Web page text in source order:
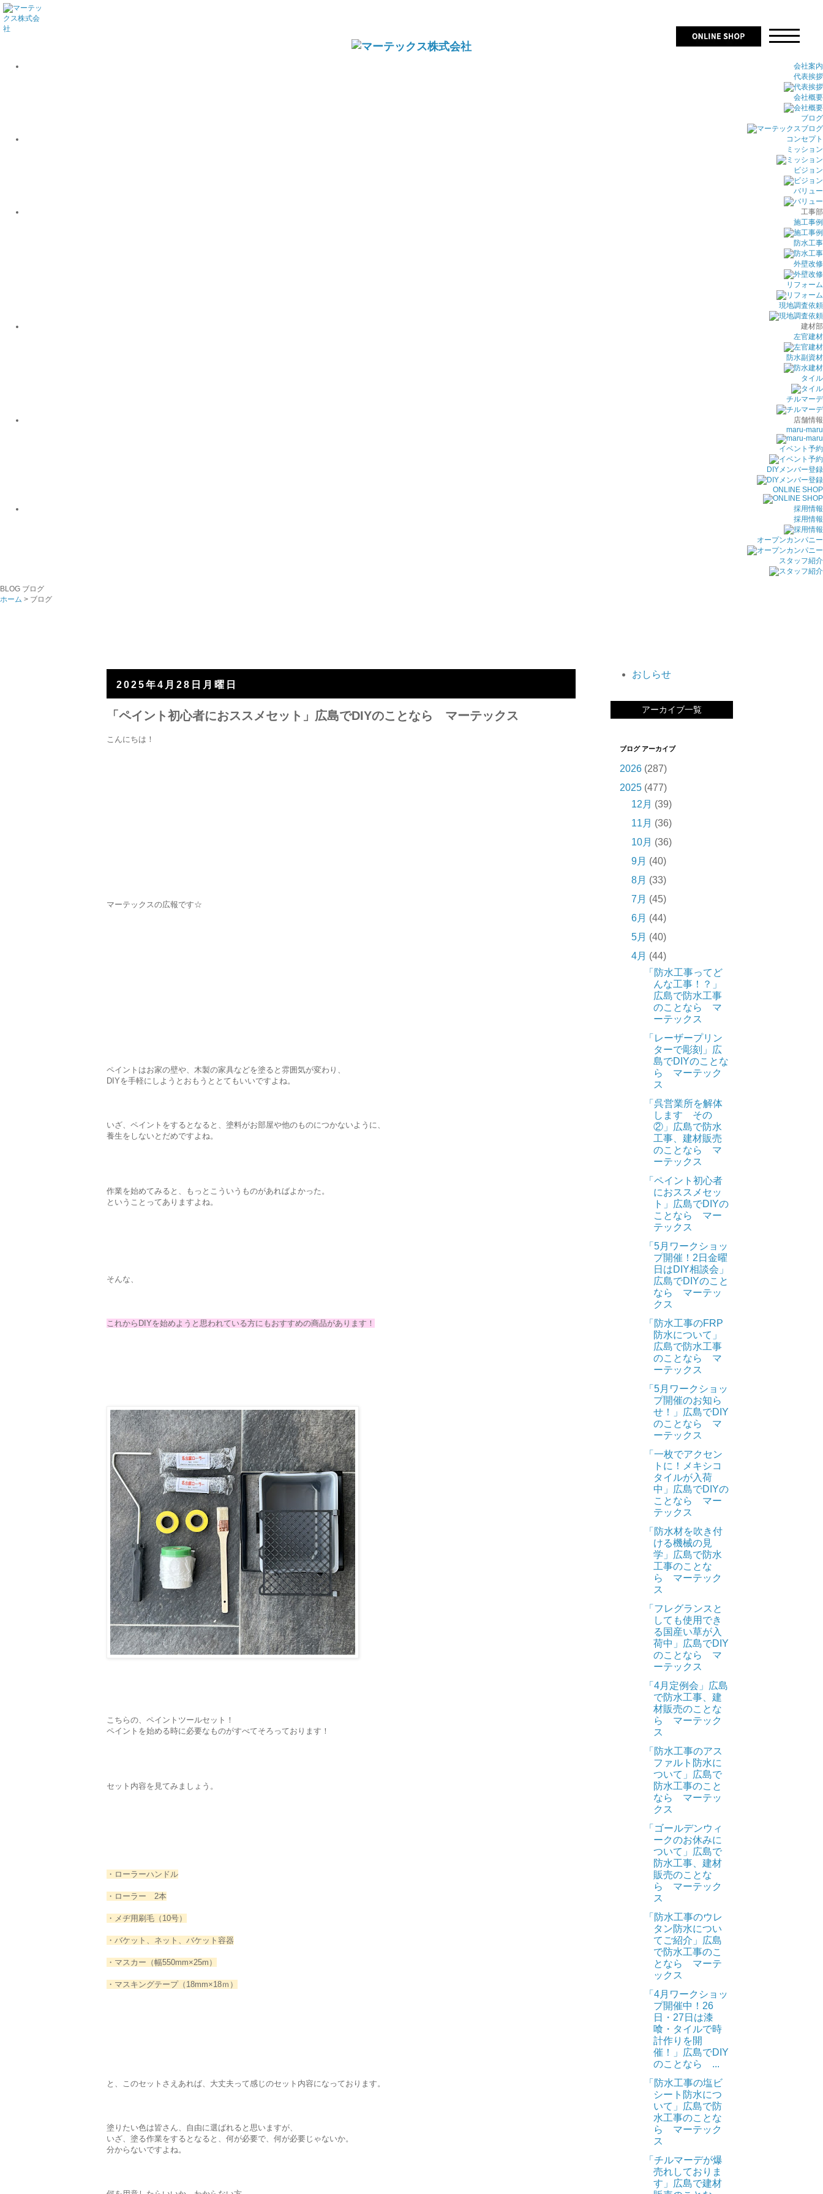
会社案内
代表挨拶
会社概要
ブログ
コンセプト
ミッション
ビジョン
バリュー
工事部
施工事例
防水工事
外壁改修
リフォーム
現地調査依頼
建材部
左官建材
防水副資材
タイル
チルマーデ
店舗情報
maru-maru
イベント予約
DIYメンバー登録
ONLINE SHOP
採用情報
採用情報
オープンカンパニー
スタッフ紹介
BLOG ブログ
ホーム > ブログ
2025年4月28日月曜日
「ペイント初心者におススメセット」広島でDIYのことなら マーテックス
こんにちは！
マーテックスの広報です☆
ペイントはお家の壁や、木製の家具などを塗ると雰囲気が変わり、
DIYを手軽にしようとおもうととてもいいですよね。
いざ、ペイントをするとなると、塗料がお部屋や他のものにつかないように、
養生をしないとだめですよね。
作業を始めてみると、もっとこういうものがあればよかった。
ということってありますよね。
そんな、
これからDIYを始めようと思われている方にもおすすめの商品があります！
こちらの、ペイントツールセット！
ペイントを始める時に必要なものがすべてそろっております！
セット内容を見てみましょう。
・ローラーハンドル
・ローラー 2本
・メヂ用刷毛（10号）
・バケット、ネット、バケット容器
・マスカー（幅550mm×25m）
・マスキングテープ（18mm×18ｍ）
と、このセットさえあれば、大丈夫って感じのセット内容になっております。
塗りたい色は皆さん、自由に選ばれると思いますが、
いざ、塗る作業をするとなると、何が必要で、何が必要じゃないか。
分からないですよね。
おしらせ
アーカイブ一覧
ブログ アーカイブ
2026 (287)
2025 (477)
12月 (39)
11月 (36)
10月 (36)
9月 (40)
8月 (33)
7月 (45)
6月 (44)
5月 (40)
4月 (44)
「防水工事ってど
んな工事！？」
広島で防水工事
のことなら マ
ーテックス
「レーザープリン
ターで彫刻」広
島でDIYのことな
ら マーテック
ス
「呉営業所を解体
します その
②」広島で防水
工事、建材販売
のことなら マ
ーテックス
「ペイント初心者
におススメセッ
ト」広島でDIYの
ことなら マー
テックス
「5月ワークショッ
プ開催！2日金曜
日はDIY相談会」
広島でDIYのこと
なら マーテッ
クス
「防水工事のFRP
防水について」
広島で防水工事
のことなら マ
ーテックス
「5月ワークショッ
プ開催のお知ら
せ！」広島でDIY
のことなら マ
ーテックス
「一枚でアクセン
トに！メキシコ
タイルが入荷
中」広島でDIYの
ことなら マー
テックス
「防水材を吹き付
ける機械の見
学」広島で防水
工事のことな
ら マーテック
ス
「フレグランスと
しても使用でき
る国産い草が入
荷中」広島でDIY
のことなら マ
ーテックス
「4月定例会」広島
で防水工事、建
材販売のことな
ら マーテック
ス
「防水工事のアス
ファルト防水に
ついて」広島で
防水工事のこと
なら マーテッ
クス
「ゴールデンウィ
ークのお休みに
ついて」広島で
防水工事、建材
販売のことな
ら マーテック
ス
「防水工事のウレ
タン防水につい
てご紹介」広島
で防水工事のこ
となら マーテ
ックス
「4月ワークショッ
プ開催中！26
日・27日は漆
喰・タイルで時
計作りを開
催！」広島でDIY
のことなら ...
「防水工事の塩ビ
シート防水につ
いて」広島で防
水工事のことな
ら マーテック
ス
「チルマーデが爆
売れしておりま
す」広島で建材